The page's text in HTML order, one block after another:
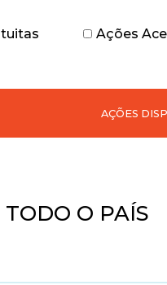
Ações
AÇÕES
O PAÍS